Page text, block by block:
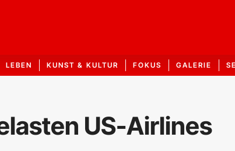
LEBEN KUNST & KULTUR FOKUS GALERIE
US-Airlines